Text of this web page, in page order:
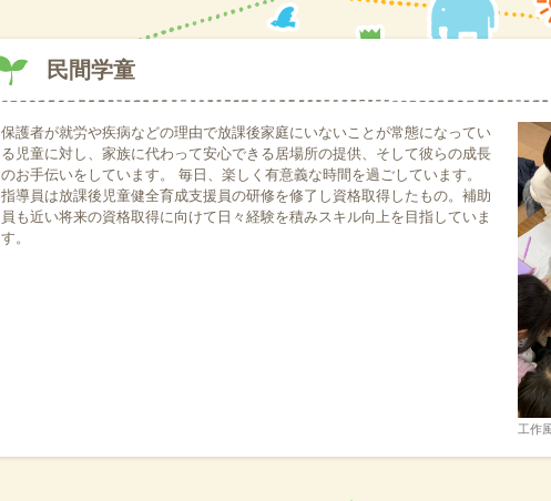
民間学童バンブルビーでは、6月から利用開始の学童児童を若干名募集しています
の新1年生、または2年生に限ります。
緊急事態宣言発令による小学校休校中も民間学童バンブルビーは長期休暇の通り開所
学校側のお子様の受け入れが12:30下校とされた場合、こちらに必ずその旨ご連絡の
てください。
2020.02.28
3月3日火曜日からの臨時休業中の民間学童の対応について。尼崎市から通知されて
間利用後、子ども達が登所出来るように開所します。⭐️開所予定時間2:00〜6:00⭐️土
送迎の時間は調整後追ってお知らせ致します。
現在、テレビなどで新型コロナウイルスの影響による休校などの要請の発表がなさ
ルビーでは放課後児童健全育成事業の管轄である尼崎市児童課の指示を待っている
ば随時お知らせ致します。電話やラインでのお問い合わせはお控えいただくようご
本日、警報発令の為、各小学校が臨時休校になりました。バンブルビーは朝9時から
令和2年度新規学童申し込みに向けた、ご見学、ご相談の受付は12月11日をもって一
民間学童
保護者が就労や疾病などの理由で放課後家庭にいないことが常態になってい
る児童に対し、家族に代わって安心できる居場所の提供、そして彼らの成長
のお手伝いをしています。 毎日、楽しく有意義な時間を過ごしています。
指導員は放課後児童健全育成支援員の研修を修了し資格取得したもの。補助
員も近い将来の資格取得に向けて日々経験を積みスキル向上を目指していま
す。
工作